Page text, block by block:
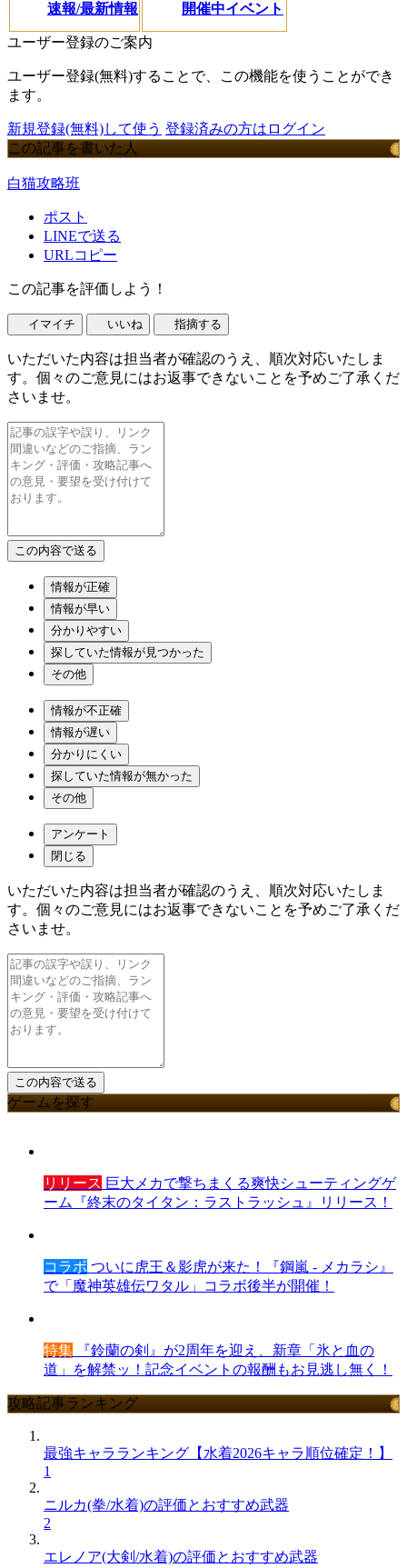
速報/最新情報 開催中イベント
ユーザー登録のご案内
ユーザー登録(無料)することで、この機能を使うことができ
ます。
新規登録(無料)して使う 登録済みの方はログイン
この記事を書いた人
白猫攻略班
ポスト
LINEで送る
URLコピー
この記事を評価しよう！
イマイチ いいね 指摘する
いただいた内容は担当者が確認のうえ、順次対応いたしま
す。個々のご意見にはお返事できないことを予めご了承くだ
さいませ。
情報が正確
情報が早い
分かりやすい
探していた情報が見つかった
その他
情報が不正確
情報が遅い
分かりにくい
探していた情報が無かった
その他
アンケート
閉じる
いただいた内容は担当者が確認のうえ、順次対応いたしま
す。個々のご意見にはお返事できないことを予めご了承くだ
さいませ。
ゲームを探す
リリース 巨大メカで撃ちまくる爽快シューティングゲ
ーム『終末のタイタン：ラストラッシュ』リリース！
コラボ ついに虎王＆影虎が来た！『鋼嵐 - メカラシ』
で「魔神英雄伝ワタル」コラボ後半が開催！
特集 『鈴蘭の剣』が2周年を迎え、新章「氷と血の
道」を解禁ッ！記念イベントの報酬もお見逃し無く！
攻略記事ランキング
最強キャラランキング【水着2026キャラ順位確定！】
1
ニルカ(拳/水着)の評価とおすすめ武器
2
エレノア(大剣/水着)の評価とおすすめ武器